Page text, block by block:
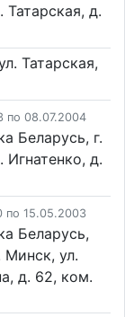
Татарская, д.
Татарская,
по 08.07.2004
Беларусь, г.
Игнатенко, д.
по 15.05.2003
Беларусь,
Минск, ул.
д. 62, ком.